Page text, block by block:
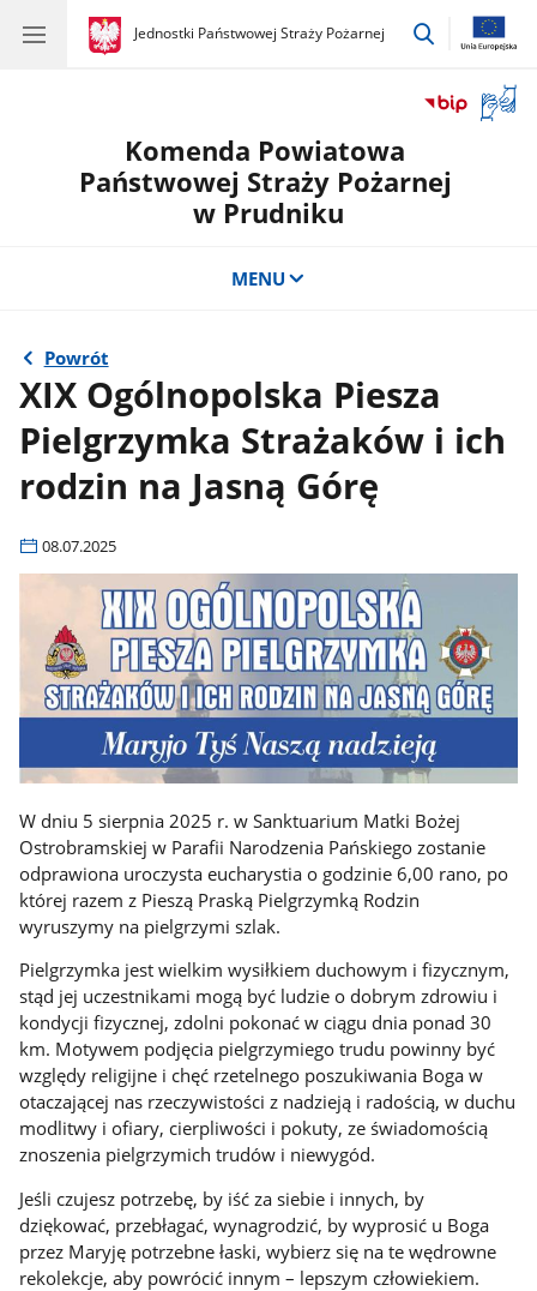
gov.pl
Jednostki Państwowej Straży Pożarnej
gov.pl
Jednostki
przejdź
okno
Komenda Powiatowa
Państwowej Straży Pożarnej
w Prudniku
MENU
Powrót
XIX Ogólnopolska Piesza
Pielgrzymka Strażaków i ich
rodzin na Jasną Górę
08.07.2025
W dniu 5 sierpnia 2025 r. w Sanktuarium Matki Bożej
Ostrobramskiej w Parafii Narodzenia Pańskiego zostanie
odprawiona uroczysta eucharystia o godzinie 6,00 rano, po
której razem z Pieszą Praską Pielgrzymką Rodzin
wyruszymy na pielgrzymi szlak.
Pielgrzymka jest wielkim wysiłkiem duchowym i fizycznym,
stąd jej uczestnikami mogą być ludzie o dobrym zdrowiu i
kondycji fizycznej, zdolni pokonać w ciągu dnia ponad 30
km. Motywem podjęcia pielgrzymiego trudu powinny być
względy religijne i chęć rzetelnego poszukiwania Boga w
otaczającej nas rzeczywistości z nadzieją i radością, w duchu
modlitwy i ofiary, cierpliwości i pokuty, ze świadomością
znoszenia pielgrzymich trudów i niewygód.
Jeśli czujesz potrzebę, by iść za siebie i innych, by
dziękować, przebłagać, wynagrodzić, by wyprosić u Boga
przez Maryję potrzebne łaski, wybierz się na te wędrowne
rekolekcje, aby powrócić innym – lepszym człowiekiem.